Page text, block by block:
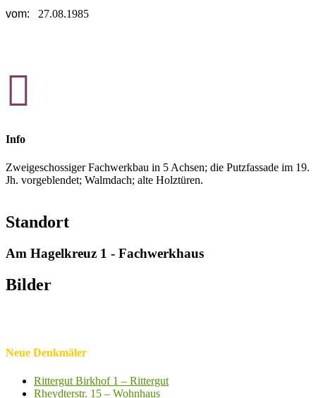
vom:
27.08.1985

Info
Zweigeschossiger Fachwerkbau in 5 Achsen; die Putzfassade im 19.
Jh. vorgeblendet; Walmdach; alte Holztüren.
Standort
Am Hagelkreuz 1 - Fachwerkhaus
Bilder
Neue Denkmäler
Rittergut Birkhof 1 – Rittergut
Rheydterstr. 15 – Wohnhaus